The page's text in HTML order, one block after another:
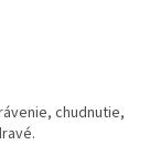
chudnutie,